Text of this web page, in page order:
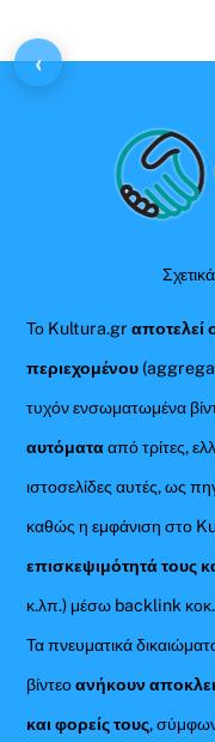
Το Kultura.grαποτελεί
περιεχομένου
τυχόν ενσωματωμένα
αυτόματααπό τρίτες,
ιστοσελίδες αυτές, ως
καθώς η εμφάνιση στο
επισκεψιμότητά τους
κ.λπ.) μέσω backlink κοκ.
Τα πνευματικά
βίντεοανήκουν
και φορείς τους,
‹